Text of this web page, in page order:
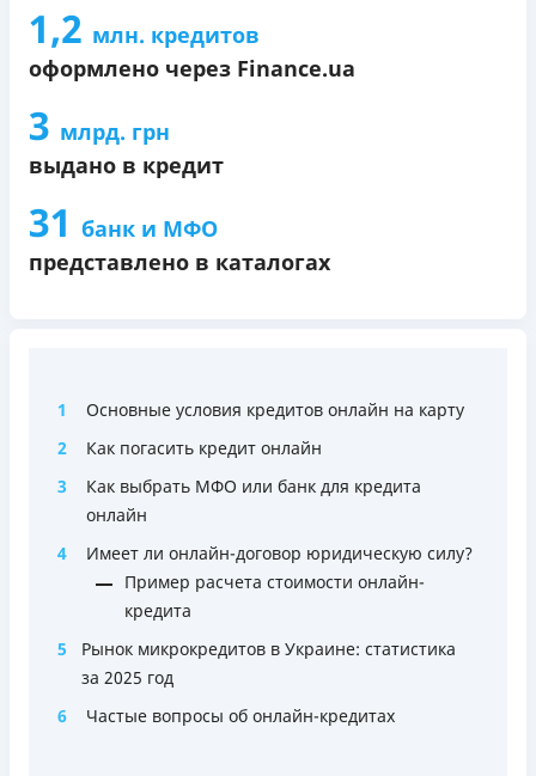
1,2 млн. кредитов
оформлено через Finance.ua
3 млрд. грн
выдано в кредит
31 банк и МФО
представлено в каталогах
1
Основные условия кредитов онлайн на карту
2
Как погасить кредит онлайн
3
Как выбрать МФО или банк для кредита
онлайн
4
Имеет ли онлайн-договор юридическую силу?
Пример расчета стоимости онлайн-
кредита
5
Рынок микрокредитов в Украине: статистика
за 2025 год
6
Частые вопросы об онлайн-кредитах